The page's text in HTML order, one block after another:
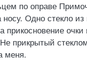
по оправе
Одно стекло из
прикосновение очки
прикрытый
меня.